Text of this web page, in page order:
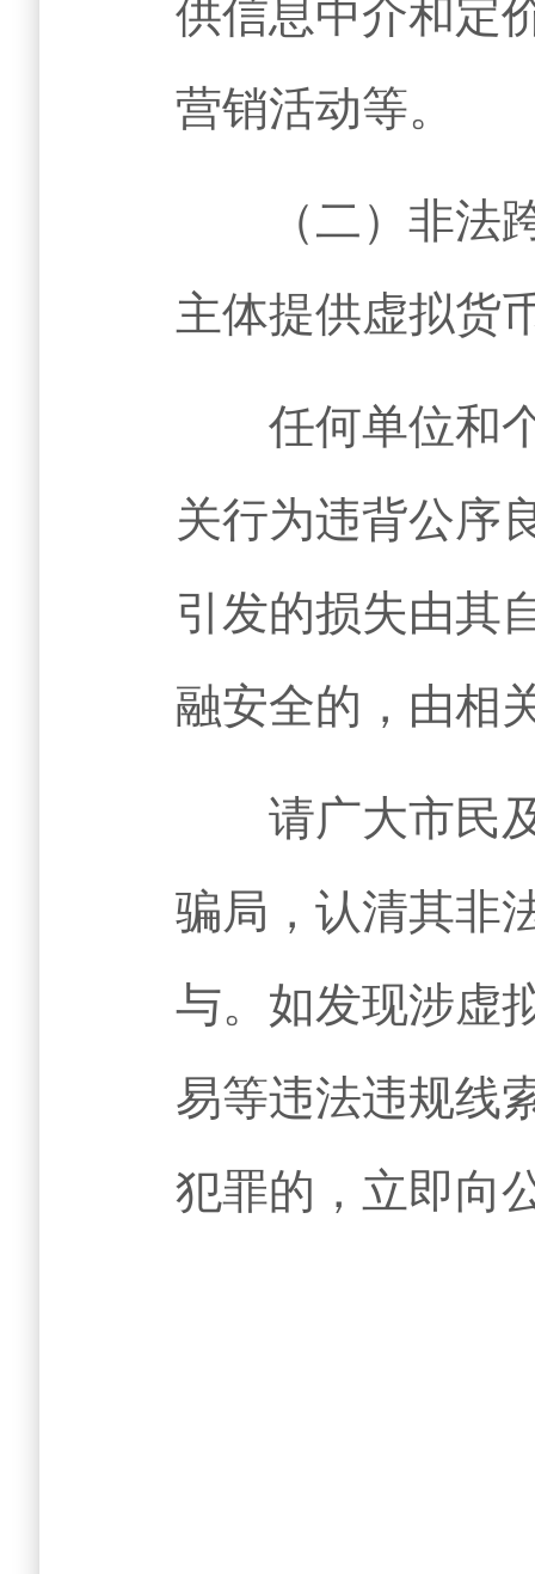
供信息中介和定
营销活动等。
（二）非法跨
主体提供虚拟货
任何单位和个
关行为违背公序
引发的损失由其
融安全的，由相
请广大市民及
骗局，认清其非
与。如发现涉虚
易等违法违规线
犯罪的，立即向